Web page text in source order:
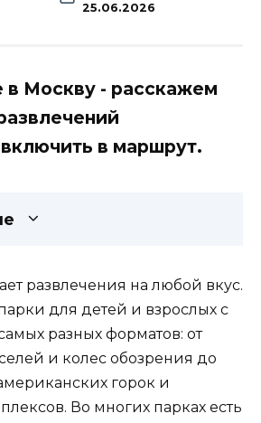
25.06.2026
в Москву - расскажем
в маршрут.
развлечения на любой вкус.
для детей и взрослых с
разных форматов: от
и колес обозрения до
горок и
Во многих парках есть